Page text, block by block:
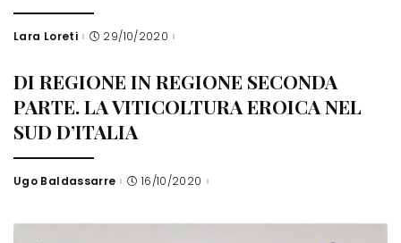
Posted
Lara Loreti 29/10/2020
DI REGIONE IN REGIONE SECONDA
PARTE. LA VITICOLTURA EROICA NEL
SUD D’ITALIA
Posted
Ugo Baldassarre 16/10/2020